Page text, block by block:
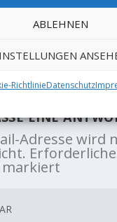
ABLEHNEN
RichtlinieDatenschutz
und 2018
geflasht. Es war…
EINE
Adresse wird
markiert